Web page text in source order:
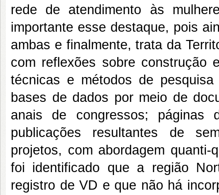
rede de atendimento às
importante esse destaque, pois
ambas e finalmente, trata da
com reflexões sobre construção
técnicas e métodos de
bases de dados por meio de
anais de congressos; páginas
publicações resultantes de
projetos, com abordagem
foi identificado que a região
registro de VD e que não há